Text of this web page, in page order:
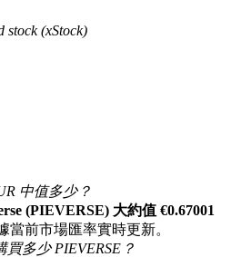
stock (xStock)
中值多少？
(PIEVERSE) 大約值 €0.67001
當前市場匯率實時更新。
買多少 PIEVERSE？